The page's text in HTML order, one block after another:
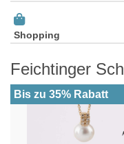
Shopping
Feichtinger
Bis zu 35% Rabatt